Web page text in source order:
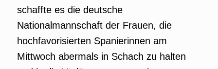
schaffte es die deutsche
Nationalmannschaft der Frauen, die
hochfavorisierten Spanierinnen am
Mittwoch abermals in Schach zu halten